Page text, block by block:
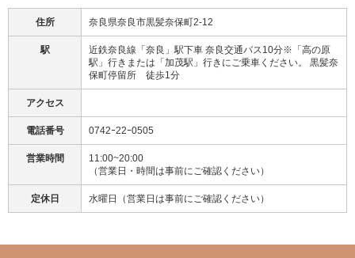
住所 奈良県奈良市黒髪奈保町2-12
駅
近鉄奈良線「奈良」駅下車 奈良交通バス10分※「高の原
駅」行きまたは「加茂駅」行きにご乗車ください。 黒髪奈
保町停留所 徒歩1分
アクセス
電話番号 0742ｰ22ｰ0505
営業時間
11:00~20:00
（営業日・時間は事前にご確認ください）
定休日 水曜日（営業日は事前にご確認ください）